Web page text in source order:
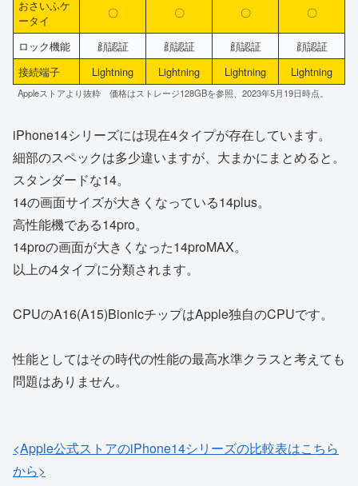
おさいふケ
ータイ
〇 〇 〇 〇
ロック機能 顔認証 顔認証 顔認証
顔認証
接続端子
Lightning Lightning Lightning Lightning
Appleストアより抜粋 価格はストレージ128GBを参照、2023年5月19日時点。
iPhone14シリーズには現在4タイプが存在しています。
細部のスペックは多少違いますが、大まかにまとめると。
スタンダードな14。
14の画面サイズが大きくなっている14plus。
高性能機である14pro。
14proの画面が大きくなった14proMAX。
以上の4タイプに分類されます。
CPUのA16(A15)BionicチップはApple独自のCPUです。
性能としてはその時代の性能の最高水準クラスと考えても
問題はありません。
<Apple公式ストアのiPhone14シリーズの比較表はこちら
から>